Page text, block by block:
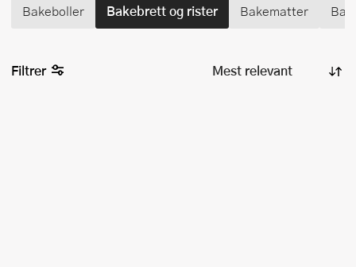
Bakeboller Bakebrett og rister Bakematter
Filtrer